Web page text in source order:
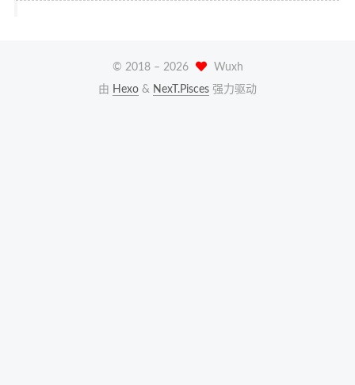
© 2018 – 2026
Wuxh
由 Hexo & NexT.Pisces 强力驱动